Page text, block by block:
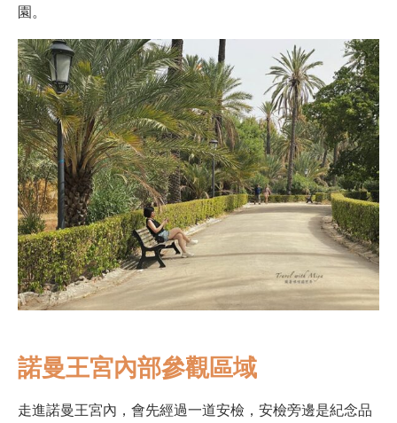
園。
諾曼王宮內部參觀區域
走進諾曼王宮內，會先經過一道安檢，安檢旁邊是紀念品